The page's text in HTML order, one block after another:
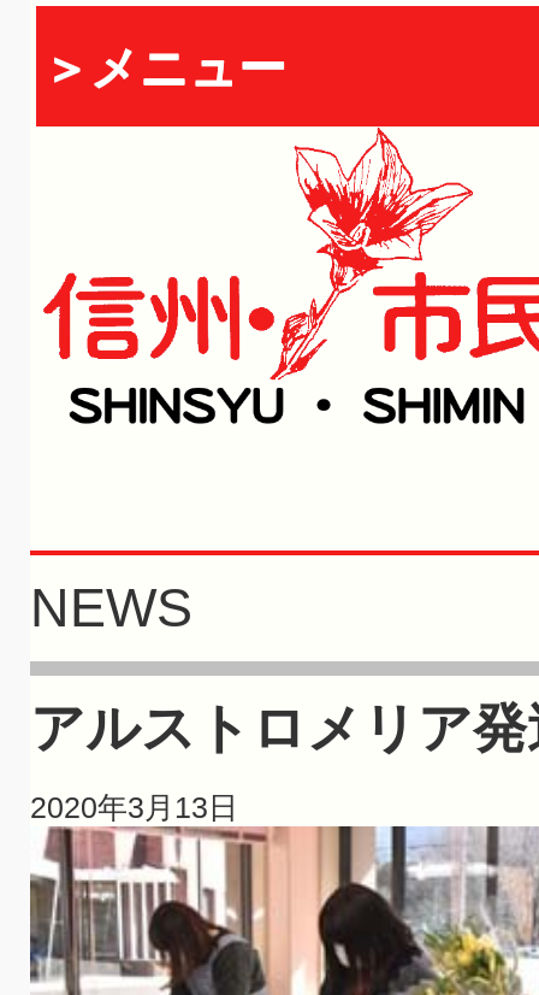
＞メニュー
NEWS
アルストロメリア発
2020年3月13日